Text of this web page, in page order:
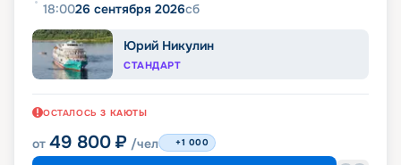
18:0026 сентября 2026сб
Юрий Никулин
СТАНДАРТ
ОСТАЛОСЬ 3 КАЮТЫ
от 49 800 ₽ /чел +1 000